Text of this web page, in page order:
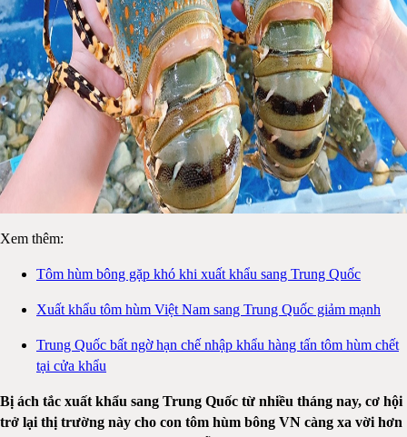
Xem thêm:
Tôm hùm bông gặp khó khi xuất khẩu sang Trung Quốc
Xuất khẩu tôm hùm Việt Nam sang Trung Quốc giảm mạnh
Trung Quốc bất ngờ hạn chế nhập khẩu hàng tấn tôm hùm chết
tại cửa khẩu
Bị ách tắc xuất khẩu sang Trung Quốc từ nhiều tháng nay, cơ hội
trở lại thị trường này cho con tôm hùm bông VN càng xa vời hơn